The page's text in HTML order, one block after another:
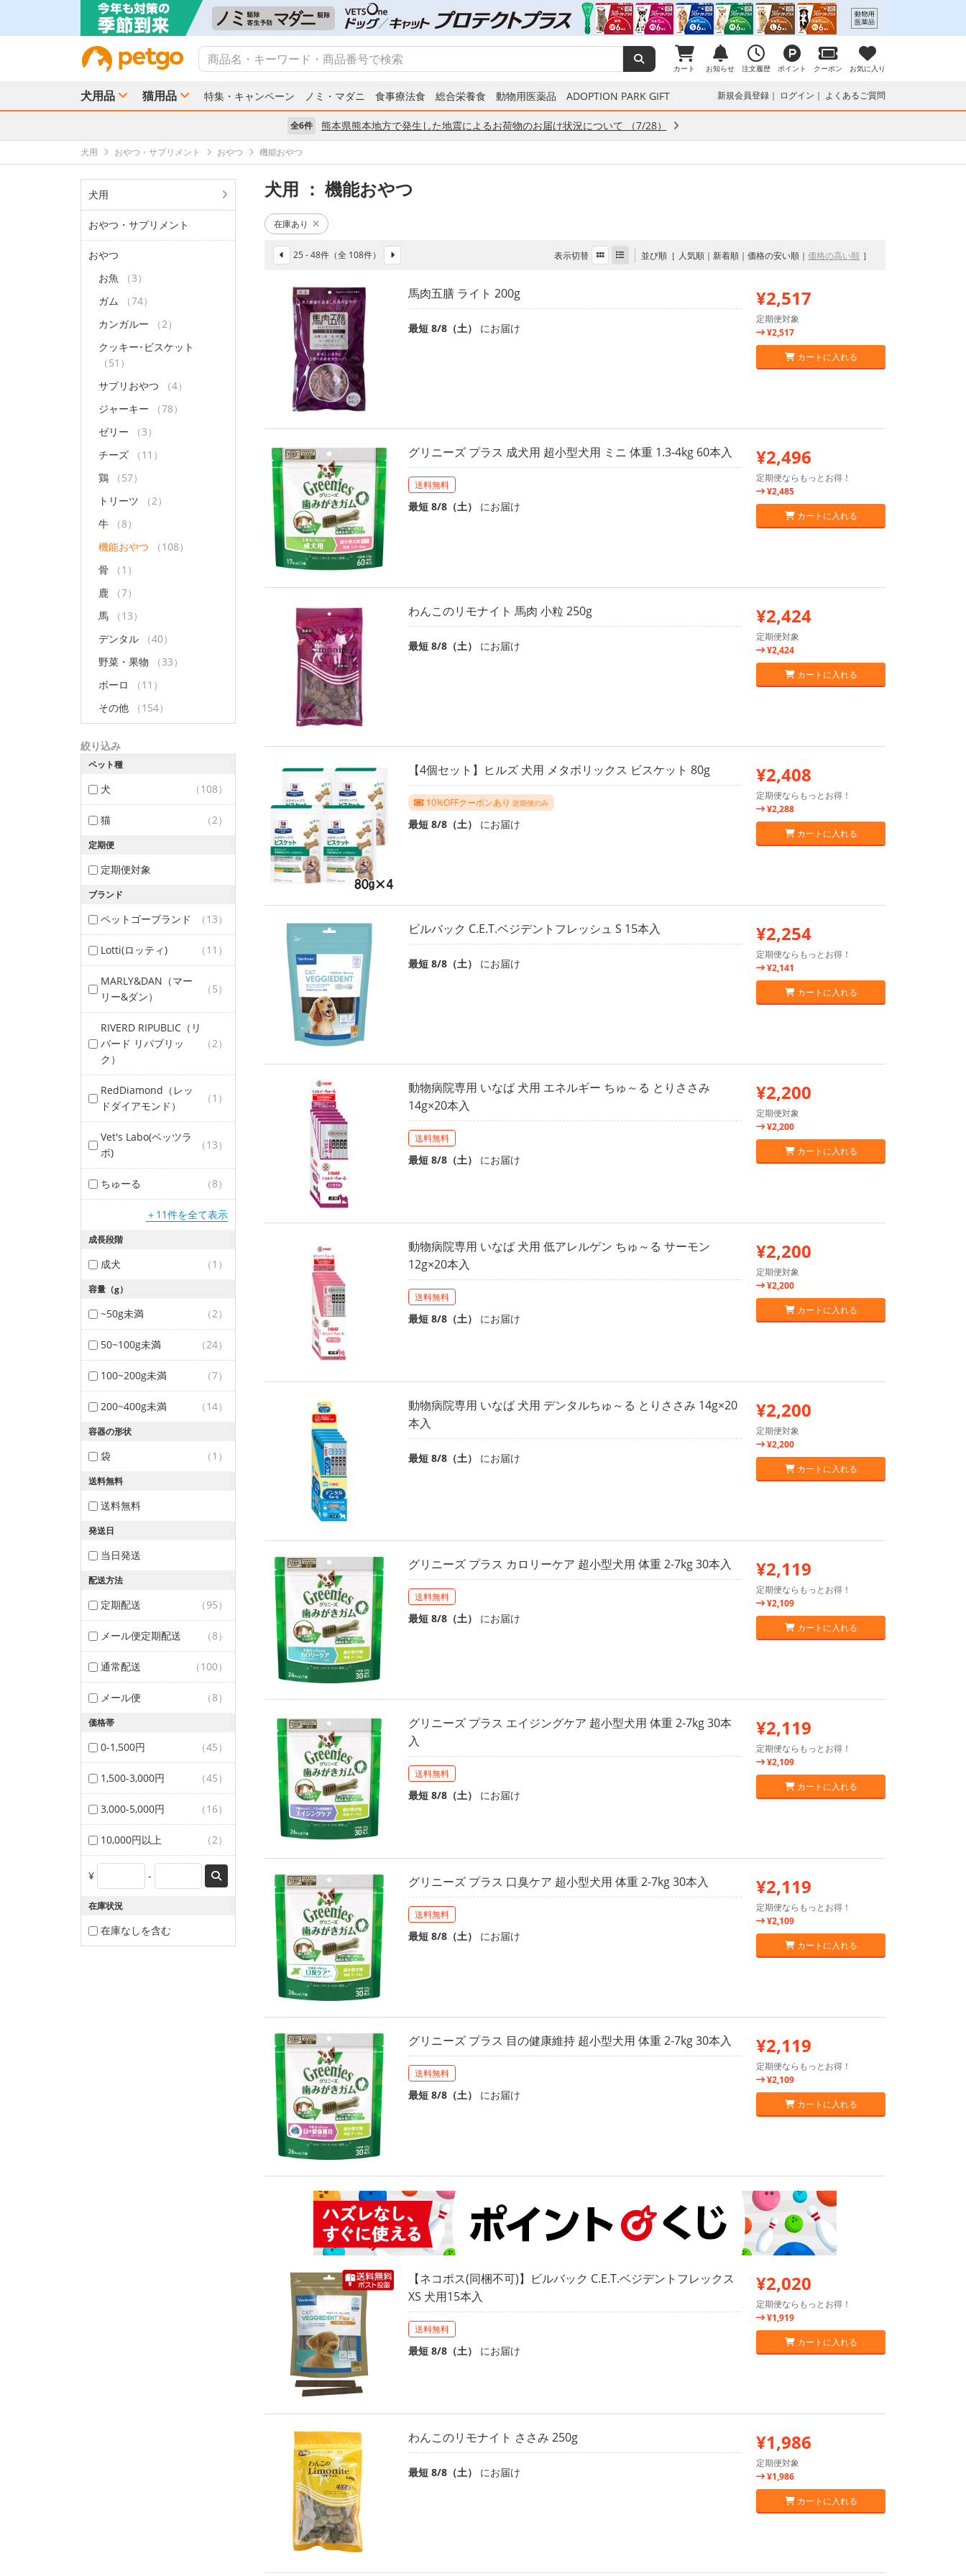
カート お知らせ 注文履歴 ポイント クーポン お気に入り
犬用品 猫用品 特集・キャンペーン ノミ・マダニ 食事療法食 総合栄養食 動物用医薬品 ADOPTION PARK GIFT 新規会員登録 ログイン よくあるご質問
全6件 熊本県熊本地方で発生した地震によるお荷物のお届け状況について （7/28）
犬用 おやつ・サプリメント おやつ 機能おやつ
犬用
おやつ・サプリメント
おやつ
お魚
（3）
ガム
（74）
カンガルー
（2）
クッキー･ビスケット
（51）
サプリおやつ
（4）
ジャーキー
（78）
ゼリー
（3）
チーズ
（11）
鶏
（57）
トリーツ
（2）
牛
（8）
機能おやつ
（108）
骨
（1）
鹿
（7）
馬
（13）
デンタル
（40）
野菜・果物
（33）
ボーロ
（11）
その他
（154）
絞り込み
ペット種
犬 （108）
猫 （2）
定期便
定期便対象
ブランド
ペットゴーブランド （13）
Lotti(ロッティ) （11）
MARLY&DAN（マー
リー&ダン）
（5）
RIVERD RIPUBLIC（リ
バード リパブリッ
ク）
（2）
RedDiamond（レッ
ドダイアモンド）
（1）
Vet's Labo(ベッツラ
ボ)
（13）
ちゅーる （8）
＋11件を全て表示
成長段階
成犬 （1）
容量（g）
~50g未満 （2）
50~100g未満 （24）
100~200g未満 （7）
200~400g未満 （14）
容器の形状
袋 （1）
送料無料
送料無料
発送日
当日発送
配送方法
定期配送 （95）
メール便定期配送 （8）
通常配送 （100）
メール便 （8）
価格帯
0-1,500円 （45）
1,500-3,000円 （45）
3,000-5,000円 （16）
10,000円以上 （2）
¥ -
在庫状況
在庫なしを含む
犬用 ： 機能おやつ
在庫あり
25 - 48件（全 108件） 表示切替 並び順 人気順 新着順 価格の安い順 価格の高い順
馬肉五膳 ライト 200g
最短 8/8（土） にお届け
¥2,517
定期便対象
¥2,517
カートに入れる
グリニーズ プラス 成犬用 超小型犬用 ミニ 体重 1.3-4kg 60本入
送料無料
最短 8/8（土） にお届け
¥2,496
定期便ならもっとお得！
¥2,485
カートに入れる
わんこのリモナイト 馬肉 小粒 250g
最短 8/8（土） にお届け
¥2,424
定期便対象
¥2,424
カートに入れる
【4個セット】ヒルズ 犬用 メタボリックス ビスケット 80g
10%OFFクーポンあり 定期便のみ
最短 8/8（土） にお届け
¥2,408
定期便ならもっとお得！
¥2,288
カートに入れる
ビルバック C.E.T.ベジデントフレッシュ S 15本入
最短 8/8（土） にお届け
¥2,254
定期便ならもっとお得！
¥2,141
カートに入れる
動物病院専用 いなば 犬用 エネルギー ちゅ～る とりささみ
14g×20本入
送料無料
最短 8/8（土） にお届け
¥2,200
定期便対象
¥2,200
カートに入れる
動物病院専用 いなば 犬用 低アレルゲン ちゅ～る サーモン
12g×20本入
送料無料
最短 8/8（土） にお届け
¥2,200
定期便対象
¥2,200
カートに入れる
動物病院専用 いなば 犬用 デンタルちゅ～る とりささみ 14g×20
本入
最短 8/8（土） にお届け
¥2,200
定期便対象
¥2,200
カートに入れる
グリニーズ プラス カロリーケア 超小型犬用 体重 2-7kg 30本入
送料無料
最短 8/8（土） にお届け
¥2,119
定期便ならもっとお得！
¥2,109
カートに入れる
グリニーズ プラス エイジングケア 超小型犬用 体重 2-7kg 30本
入
送料無料
最短 8/8（土） にお届け
¥2,119
定期便ならもっとお得！
¥2,109
カートに入れる
グリニーズ プラス 口臭ケア 超小型犬用 体重 2-7kg 30本入
送料無料
最短 8/8（土） にお届け
¥2,119
定期便ならもっとお得！
¥2,109
カートに入れる
グリニーズ プラス 目の健康維持 超小型犬用 体重 2-7kg 30本入
送料無料
最短 8/8（土） にお届け
¥2,119
定期便ならもっとお得！
¥2,109
カートに入れる
【ネコポス(同梱不可)】ビルバック C.E.T.ベジデントフレックス
XS 犬用15本入
送料無料
最短 8/8（土） にお届け
¥2,020
定期便ならもっとお得！
¥1,919
カートに入れる
わんこのリモナイト ささみ 250g
最短 8/8（土） にお届け
¥1,986
定期便対象
¥1,986
カートに入れる